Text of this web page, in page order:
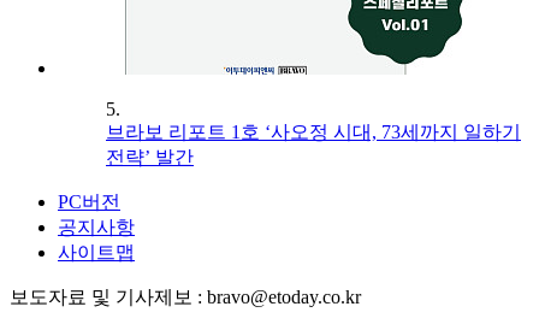
5.
브라보 리포트 1호 ‘사오정 시대, 73세까지 일하기
전략’ 발간
PC버전
공지사항
사이트맵
보도자료 및 기사제보 : bravo@etoday.co.kr